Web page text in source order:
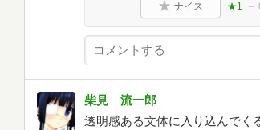
ナイス ★1
柴見 流一郎
透明感ある文体に入り込んでく